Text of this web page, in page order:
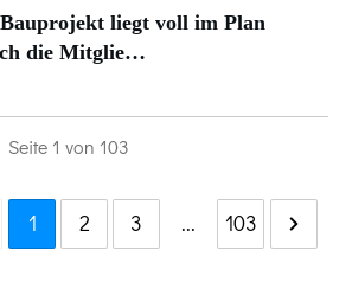
liegt voll im Plan
die Mitglie…
Seite 1 von 103
1 2 3 ... 103